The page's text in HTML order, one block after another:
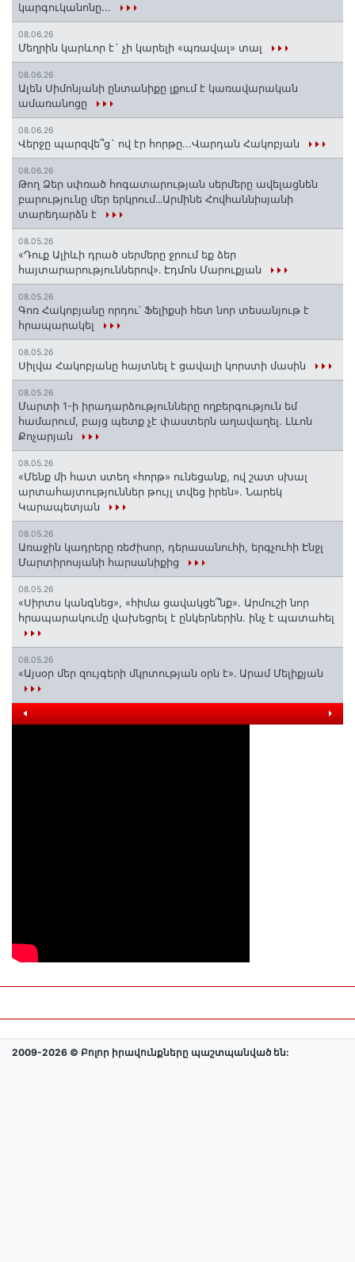
կարգուկանոնը...
08.06.26
Մեղրին կարևոր է` չի կարելի «պռավալ» տալ
08.06.26
Ալեն Սիմոնյանի ընտանիքը լքում է կառավարական
ամառանոցը
08.06.26
Վերջը պարզվե՞ց` ով էր հորթը...Վարդան Հակոբյան
08.06.26
Թող Ձեր սփռած հոգատարության սերմերը ավելացնեն
բարությունը մեր երկրում․․․Արմինե Հովհաննիսյանի
տարեդարձն է
08.05.26
«Դուք Ալիևի դրած սերմերը ջրում եք ձեր
հայտարարություններով»․ Էդմոն Մարուքյան
08.05.26
Գոռ Հակոբյանը որդու՝ Ֆելիքսի հետ նոր տեսանյութ է
հրապարակել
08.05.26
Սիլվա Հակոբյանը հայտնել է ցավալի կորստի մասին
08.05.26
Մարտի 1-ի իրադարձությունները ողբերգություն եմ
համարում, բայց պետք չէ փաստերն աղավաղել. Լևոն
Քոչարյան
08.05.26
«Մենք մի հատ ստեղ «հորթ» ունեցանք, ով շատ սխալ
արտահայտություններ թույլ տվեց իրեն». Նարեկ
Կարապետյան
08.05.26
Առաջին կադրերը ռեժիսոր, դերասանուհի, երգչուհի Էնջլ
Մարտիրոսյանի հարսանիքից
08.05.26
«Սիրտս կանգնեց», «հիմա ցավակցե՞նք». Արմուշի նոր
հրապարակումը վախեցրել է ընկերներին. ինչ է պատահել
08.05.26
«Այսօր մեր զույգերի մկրտության օրն է»․ Արամ Մելիքյան
2009-2026 © Բոլոր իրավունքները պաշտպանված են: